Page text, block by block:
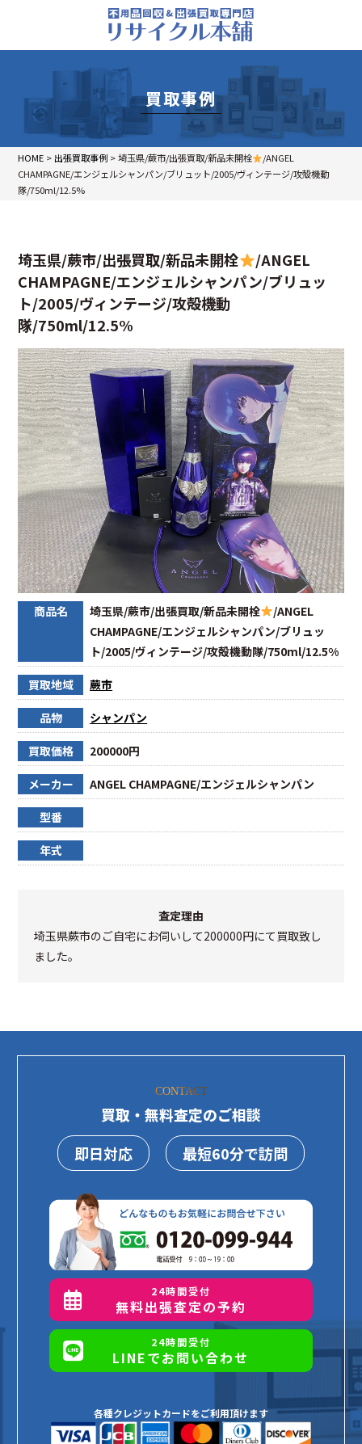
買取事例
HOME > 出張買取事例 >埼玉県/蕨市/出張買取/新品未開栓
/ANGEL
CHAMPAGNE/エンジェルシャンパン/ブリュット/2005/ヴィンテージ/攻殻機動
隊/750ml/12.5%
埼玉県/蕨市/出張買取/新品未開栓
/ANGEL
CHAMPAGNE/エンジェルシャンパン/ブリュッ
ト/2005/ヴィンテージ/攻殻機動
隊/750ml/12.5%
商品名 埼玉県/蕨市/出張買取/新品未開栓
/ANGEL
CHAMPAGNE/エンジェルシャンパン/ブリュッ
ト/2005/ヴィンテージ/攻殻機動隊/750ml/12.5%
買取地域 蕨市
品物 シャンパン
買取価格 200000円
メーカー ANGEL CHAMPAGNE/エンジェルシャンパン
型番
年式
査定理由
埼玉県蕨市のご自宅にお伺いして200000円にて買取致し
ました。
CONTACT
買取・無料査定のご相談
即日対応
最短60分で訪問
24時間受付
無料出張査定の予約
24時間受付
LINEでお問い合わせ
各種クレジットカードをご利用頂けます